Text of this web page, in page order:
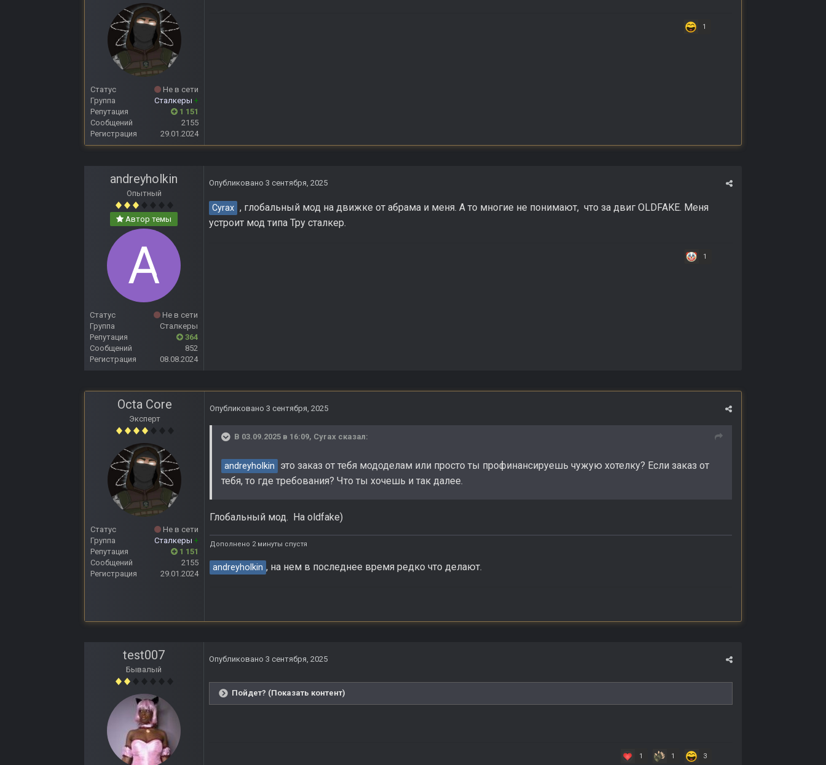
Статус
Не в сети
Группа
Сталкеры +
Репутация
1 151
Сообщений
2155
Регистрация
29.01.2024
1
andreyholkin
Опытный
Автор темы
Статус
Не в сети
Группа
Сталкеры
Репутация
364
Сообщений
852
Регистрация
08.08.2024
Опубликовано 3 сентября, 2025
Cyrax , глобальный мод на движке от абрама и меня. А то многие не понимают, что за двиг OLDFAKE. Меня
устроит мод типа Тру сталкер.
1
Octa Core
Эксперт
Статус
Не в сети
Группа
Сталкеры +
Репутация
1 151
Сообщений
2155
Регистрация
29.01.2024
Опубликовано 3 сентября, 2025
В 03.09.2025 в 16:09, Cyrax сказал:
andreyholkin
это заказ от тебя мододелам или просто ты профинансируешь чужую хотелку? Если заказ от
тебя, то где требования? Что ты хочешь и так далее.
Глобальный мод. На oldfake)
Дополнено 2 минуты спустя
andreyholkin , на нем в последнее время редко что делают.
test007
Бывалый
Опубликовано 3 сентября, 2025
Пойдет? (Показать контент)
1 1 3